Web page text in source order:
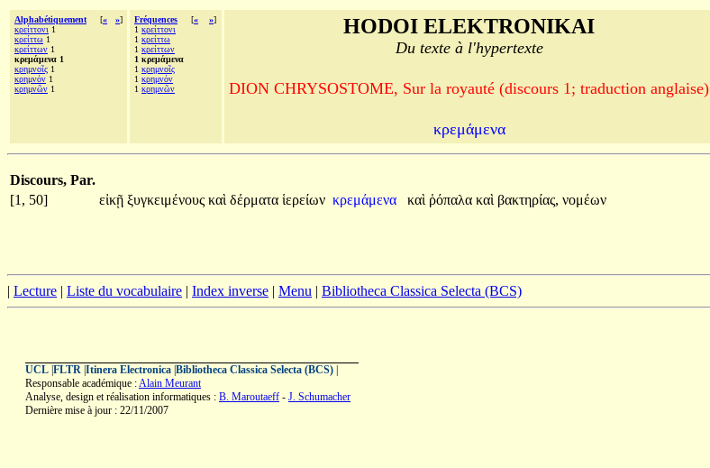
Alphabétiquement [« »]
κρείττονι 1
κρείττω 1
κρείττων 1
κρεμάμενα 1
κρημνοῖς 1
κρημνόν 1
κρημνῶν 1
Fréquences [« »]
1 κρείττονι
1 κρείττω
1 κρείττων
1 κρεμάμενα
1 κρημνοῖς
1 κρημνόν
1 κρημνῶν
HODOI ELEKTRONIKAI
Du texte à l'hypertexte
DION CHRYSOSTOME, Sur la royauté (discours 1; traduction anglaise)
κρεμάμενα
Discours, Par.
[1, 50]
εἰκῇ ξυγκειμένους καὶ δέρματα ἱερείων κρεμάμενα καὶ ῥόπαλα καὶ βακτηρίας, νομέων
| Lecture | Liste du vocabulaire | Index inverse | Menu | Bibliotheca Classica Selecta (BCS)
UCL FLTR Itinera Electronica Bibliotheca Classica Selecta (BCS)
Responsable académique :Alain Meurant
Analyse, design et réalisation informatiques : B. Maroutaeff - J. Schumacher
Dernière mise à jour : 22/11/2007